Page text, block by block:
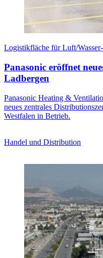
Logistikfläche für Luft/
Panasonic eröffnet
Ladbergen
Panasonic Heating &
neues zentrales
Westfalen in Betrieb.
Handel und Distribution